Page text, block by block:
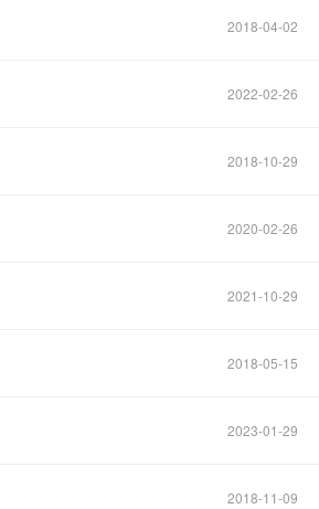
2018-04-02
2022-02-26
2018-10-29
2020-02-26
2021-10-29
2018-05-15
2023-01-29
2018-11-09